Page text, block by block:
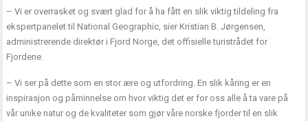
– Vi er overrasket og svært glad for å ha fått en slik viktig tildeling fra
ekspertpanelet til National Geographic, sier Kristian B. Jørgensen,
administrerende direktør i Fjord Norge, det offisielle turistrådet for
Fjordene.
– Vi ser på dette som en stor ære og utfordring. En slik kåring er en
inspirasjon og påminnelse om hvor viktig det er for oss alle å ta vare på
vår unike natur og de kvaliteter som gjør våre norske fjorder til en slik